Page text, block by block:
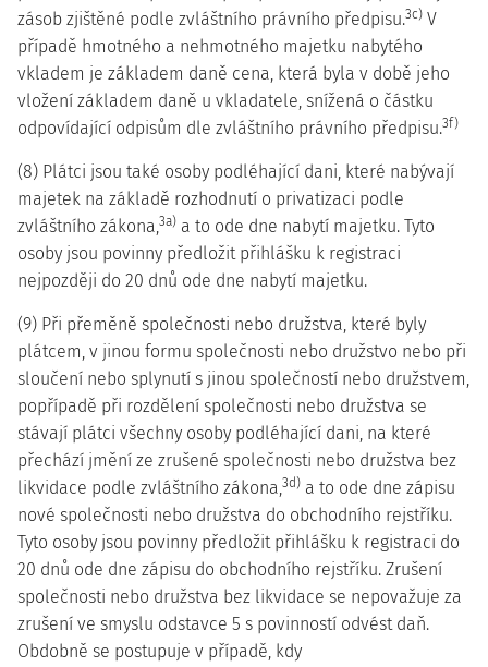
zásob zjištěné podle zvláštního právního předpisu.3c) V
případě hmotného a nehmotného majetku nabytého
vkladem je základem daně cena, která byla v době jeho
vložení základem daně u vkladatele, snížená o částku
odpovídající odpisům dle zvláštního právního předpisu.3f)
(8) Plátci jsou také osoby podléhající dani, které nabývají
majetek na základě rozhodnutí o privatizaci podle
zvláštního zákona,3a) a to ode dne nabytí majetku. Tyto
osoby jsou povinny předložit přihlášku k registraci
nejpozději do 20 dnů ode dne nabytí majetku.
(9) Při přeměně společnosti nebo družstva, které byly
plátcem, v jinou formu společnosti nebo družstvo nebo při
sloučení nebo splynutí s jinou společností nebo družstvem,
popřípadě při rozdělení společnosti nebo družstva se
stávají plátci všechny osoby podléhající dani, na které
přechází jmění ze zrušené společnosti nebo družstva bez
likvidace podle zvláštního zákona,3d) a to ode dne zápisu
nové společnosti nebo družstva do obchodního rejstříku.
Tyto osoby jsou povinny předložit přihlášku k registraci do
20 dnů ode dne zápisu do obchodního rejstříku. Zrušení
společnosti nebo družstva bez likvidace se nepovažuje za
zrušení ve smyslu odstavce 5 s povinností odvést daň.
Obdobně se postupuje v případě, kdy